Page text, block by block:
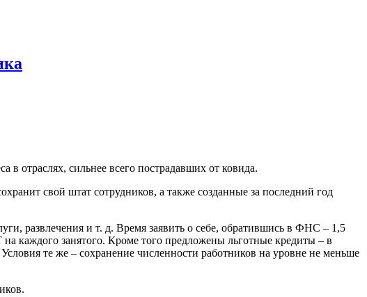
отраслях, сильнее всего пострадавших от ковида.
свой штат сотрудников, а также созданные за последний год
развлечения и т. д. Время заявить о себе, обратившись в ФНС – 1,5
каждого занятого. Кроме того предложены льготные кредиты – в
те же – сохранение численности работников на уровне не меньше